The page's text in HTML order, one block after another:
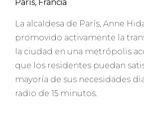
París, Francia
La alcaldesa de París, Anne
promovido activamente la
la ciudad en una metrópolis
que los residentes puedan
mayoría de sus necesidades
radio de 15 minutos.